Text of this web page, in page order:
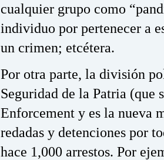
cualquier grupo como
individuo por pertenecer a
un crimen; etcétera.
Por otra parte, la división
Seguridad de la Patria
Enforcement y es la nueva
redadas y detenciones por
hace 1,000 arrestos. Por